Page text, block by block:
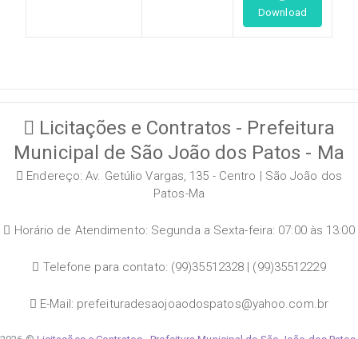
Download
Licitações e Contratos - Prefeitura
Municipal de São João dos Patos - Ma
Endereço: Av. Getúlio Vargas, 135 - Centro | São João dos
Patos-Ma
Horário de Atendimento: Segunda a Sexta-feira: 07:00 às 13:00
Telefone para contato: (99)35512328 | (99)35512229
E-Mail: prefeituradesaojoaodospatos@yahoo.com.br